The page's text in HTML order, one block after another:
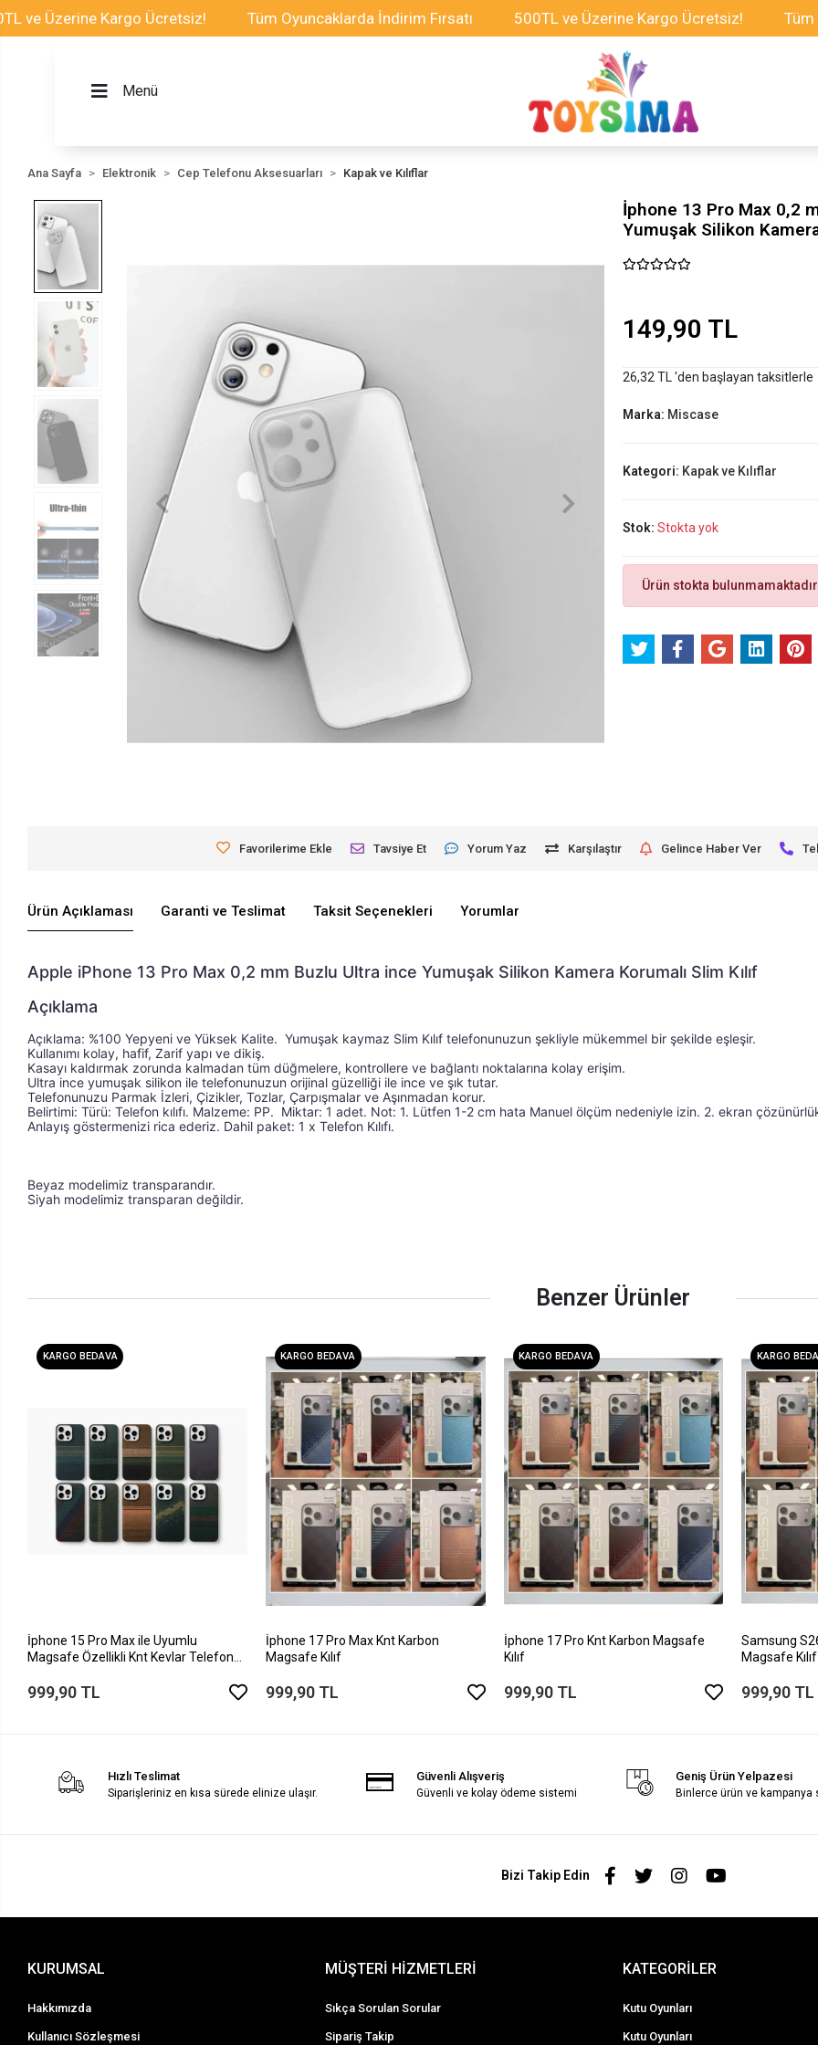
Üzerine Kargo Ücretsiz! Tüm Oyuncaklarda İndirim Fırsatı 500TL ve Üzerine Kargo Ücretsiz! Tüm
Menü
Ana Sayfa Elektronik Cep Telefonu Aksesuarları Kapak ve Kılıflar
İphone 13 Pro Max 0,2
Yumuşak Silikon
149,90 TL
26,32 TL 'den başlayan taksitlerle
Marka: Miscase
Kategori: Kapak ve Kılıflar
Stok: Stokta yok
Ürün stokta
Favorilerime Ekle Tavsiye Et Yorum Yaz Karşılaştır Gelince Haber Ver
Ürün Açıklaması Garanti ve Teslimat Taksit Seçenekleri Yorumlar
Apple iPhone 13 Pro Max 0,2 mm Buzlu Ultra ince Yumuşak Silikon Kamera Korumalı Slim Kılıf
Açıklama
Açıklama: %100 Yepyeni ve Yüksek Kalite. Telefonunuzun şekliyle mükemmel bir şekilde eşleşir.
Açıklama: %100 Yepyeni ve Yüksek Kalite.  Yumuşak kaymaz Slim Kılıf telefonunuzun şekliyle mükemmel bir şekilde eşleşir.
Kullanımı kolay, hafif, Zarif yapı ve dikiş.
Kasayı kaldırmak zorunda kalmadan tüm düğmelere, kontrollere ve bağlantı noktalarına kolay erişim.
Ultra ince yumuşak silikon ile telefonunuzun orijinal güzelliği ile ince ve şık tutar.
Telefonunuzu Parmak İzleri, Çizikler, Tozlar, Çarpışmalar ve Aşınmadan korur.
Belirtimi: Türü: Telefon kılıfı. Malzeme: PP.  Miktar: 1 adet. Not: 1. Lütfen 1-2 cm hata Manuel ölçüm nedeniyle izin. 2. ekran
Anlayış göstermenizi rica ederiz. Dahil paket: 1 x Telefon Kılıfı.
Beyaz modelimiz transparandır.
Siyah modelimiz transparan değildir.
Benzer Ürünler
KARGO BEDAVA
İphone 15 Pro Max ile Uyumlu
Magsafe Özellikli Knt Kevlar Telefon
999,90 TL
KARGO BEDAVA
İphone 17 Pro Max Knt Karbon
Magsafe Kılıf
999,90 TL
KARGO BEDAVA
İphone 17 Pro Knt Karbon Magsafe
Kılıf
999,90 TL
KARGO
Samsung
Magsafe Kılıf
999,90 TL
Hızlı Teslimat
Siparişleriniz en kısa sürede elinize ulaşır.
Güvenli Alışveriş
Güvenli ve kolay ödeme sistemi
Geniş Ürün Yelpazesi
Binlerce ürün ve kampanya
Bizi Takip Edin
KURUMSAL
Hakkımızda
Kullanıcı Sözleşmesi
MÜŞTERİ HİZMETLERİ
Sıkça Sorulan Sorular
Sipariş Takip
KATEGORİLER
Kutu Oyunları
Kutu Oyunları